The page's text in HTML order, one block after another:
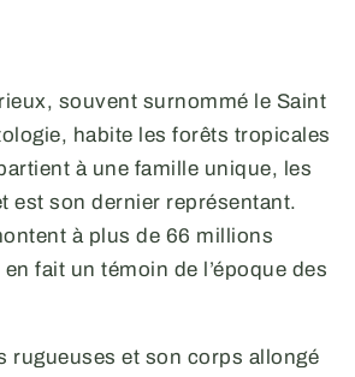
souvent surnommé le Saint
habite les forêts tropicales
à une famille unique, les
est son dernier représentant.
à plus de 66 millions
fait un témoin de l’époque des
rugueuses et son corps allongé